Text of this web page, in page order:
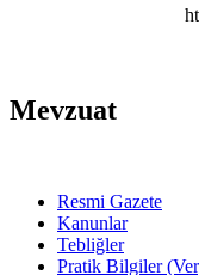
Mevzuat
Resmi Gazete
Kanunlar
Tebliğler
Pratik Bilgiler